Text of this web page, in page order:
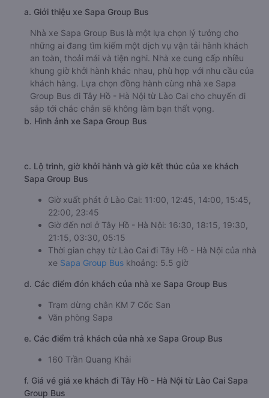
a. Giới thiệu xe Sapa Group Bus
Nhà xe Sapa Group Bus là một lựa chọn lý tưởng cho
những ai đang tìm kiếm một dịch vụ vận tải hành khách
an toàn, thoải mái và tiện nghi. Nhà xe cung cấp nhiều
khung giờ khởi hành khác nhau, phù hợp với nhu cầu của
khách hàng. Lựa chọn đồng hành cùng nhà xe Sapa
Group Bus đi Tây Hồ - Hà Nội từ Lào Cai cho chuyến đi
sắp tới chắc chắn sẽ không làm bạn thất vọng.
b. Hình ảnh xe Sapa Group Bus
c. Lộ trình, giờ khởi hành và giờ kết thúc của xe khách
Sapa Group Bus
Giờ xuất phát ở Lào Cai: 11:00, 12:45, 14:00, 15:45,
22:00, 23:45
Giờ đến nơi ở Tây Hồ - Hà Nội: 16:30, 18:15, 19:30,
21:15, 03:30, 05:15
Thời gian chạy từ Lào Cai đi Tây Hồ - Hà Nội của nhà
xe Sapa Group Bus khoảng: 5.5 giờ
d. Các điểm đón khách của nhà xe Sapa Group Bus
Trạm dừng chân KM 7 Cốc San
Văn phòng Sapa
e. Các điểm trả khách của nhà xe Sapa Group Bus
160 Trần Quang Khải
f. Giá vé giá xe khách đi Tây Hồ - Hà Nội từ Lào Cai Sapa
Group Bus